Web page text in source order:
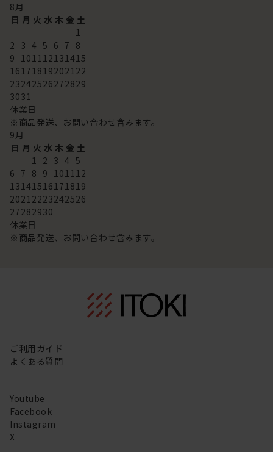
8月
日 月 火 水 木 金 土
1
2 3 4 5 6 7 8
9 101112131415
16171819202122
23242526272829
3031
休業日
※商品発送、お問い合わせ含みます。
9月
日 月 火 水 木 金 土
1 2 3 4 5
6 7 8 9 101112
13141516171819
20212223242526
27282930
休業日
※商品発送、お問い合わせ含みます。
ご利用ガイド
よくある質問
Youtube
Facebook
Instagram
X